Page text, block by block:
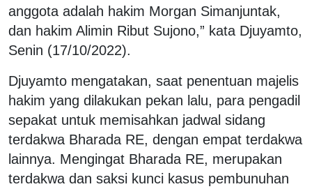
anggota adalah hakim Morgan Simanjuntak,
dan hakim Alimin Ribut Sujono,” kata Djuyamto,
Senin (17/10/2022).
Djuyamto mengatakan, saat penentuan majelis
hakim yang dilakukan pekan lalu, para pengadil
sepakat untuk memisahkan jadwal sidang
terdakwa Bharada RE, dengan empat terdakwa
lainnya. Mengingat Bharada RE, merupakan
terdakwa dan saksi kunci kasus pembunuhan